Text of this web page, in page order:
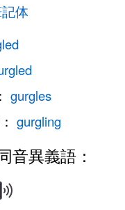
体
gurgles
gurgling
音異義語：